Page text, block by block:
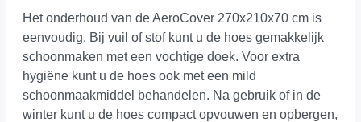
Het onderhoud van de AeroCover 270x210x70 cm is
eenvoudig. Bij vuil of stof kunt u de hoes gemakkelijk
schoonmaken met een vochtige doek. Voor extra
hygiëne kunt u de hoes ook met een mild
schoonmaakmiddel behandelen. Na gebruik of in de
winter kunt u de hoes compact opvouwen en opbergen,